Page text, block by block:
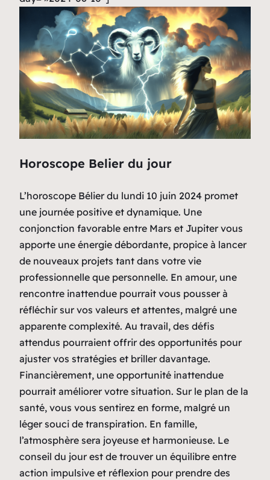
Horoscope Belier du jour
L’horoscope Bélier du lundi 10 juin 2024 promet
une journée positive et dynamique. Une
conjonction favorable entre Mars et Jupiter vous
apporte une énergie débordante, propice à lancer
de nouveaux projets tant dans votre vie
professionnelle que personnelle. En amour, une
rencontre inattendue pourrait vous pousser à
réfléchir sur vos valeurs et attentes, malgré une
apparente complexité. Au travail, des défis
attendus pourraient offrir des opportunités pour
ajuster vos stratégies et briller davantage.
Financièrement, une opportunité inattendue
pourrait améliorer votre situation. Sur le plan de la
santé, vous vous sentirez en forme, malgré un
léger souci de transpiration. En famille,
l’atmosphère sera joyeuse et harmonieuse. Le
conseil du jour est de trouver un équilibre entre
action impulsive et réflexion pour prendre des